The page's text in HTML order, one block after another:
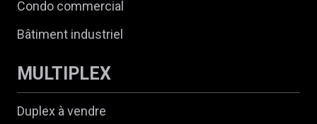
Condo commercial
Bâtiment industriel
MULTIPLEX
Duplex à vendre